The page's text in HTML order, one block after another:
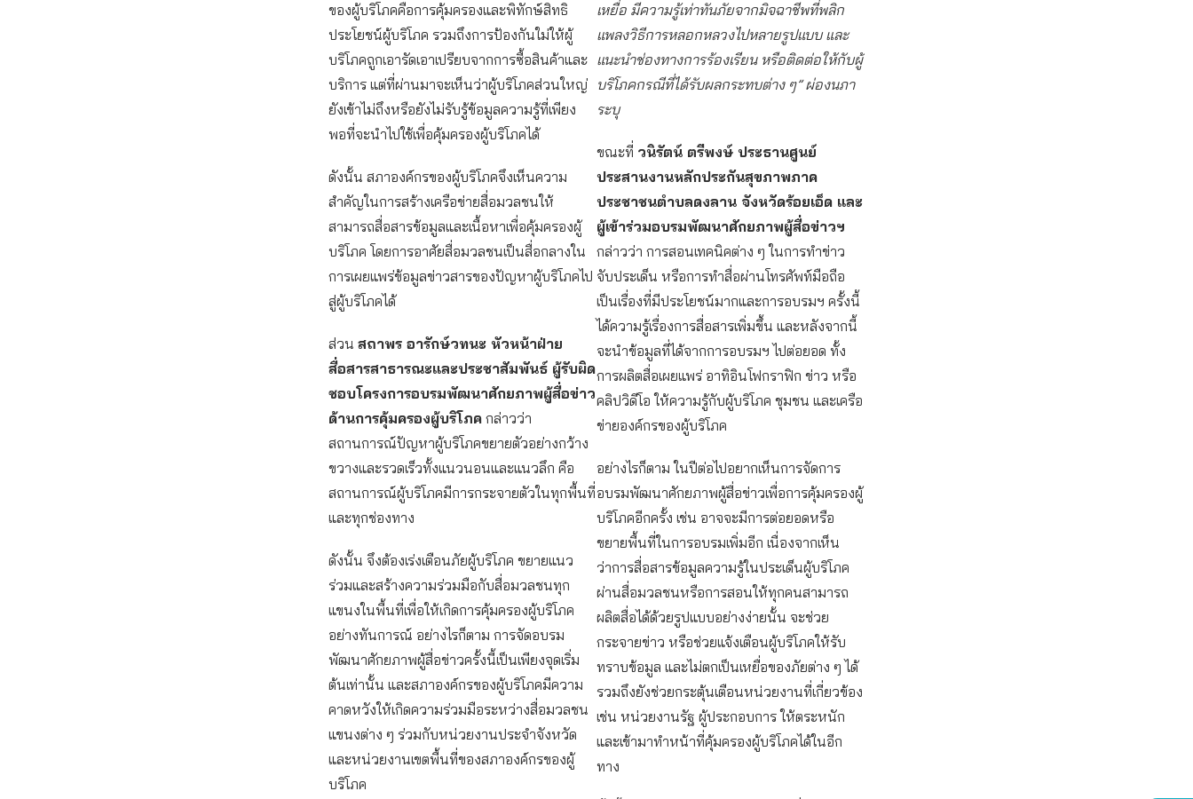
ของผู้บริโภคคือการคุ้มครองและพิทักษ์สิทธิ
ประโยชน์ผู้บริโภค รวมถึงการป้องกันใม่ให้ผู้
บริโภคถูกเอารัดเอาเปรียบจากการซื้อสินค้าและ
บริการ แต่ที่ผ่านมาจะเห็นว่าผู้บริโภคส่วนใหญ่
ยังเข้าไม่ถึงหรือยังไม่รับรู้ข้อมูลความรู้ที่เพียง
พอที่จะนำไปใช้เพื่อคุ้มครองผู้บริโภคได้
ดังนั้น สภาองค์กรของผู้บริโภคจึงเห็นความ
สำคัญในการสร้างเครือข่ายสื่อมวลชนให้
สามารถสื่อสารข้อมูลและเนื้อหาเพื่อคุ้มครองผู้
บริโภค โดยการอาศัยสื่อมวลชนเป็นสื่อกลางใน
การเผยแพร่ข้อมูลข่าวสารของปัญหาผู้บริโภคไป
สู่ผู้บริโภคได้
ส่วน สถาพร อารักษ์วทนะ หัวหน้าฝ่าย
สื่อสารสาธารณะและประชาสัมพันธ์ ผู้รับผิด
ชอบโครงการอบรมพัฒนาศักยภาพผู้สื่อข่าว
ด้านการคุ้มครองผู้บริโภค กล่าวว่า
สถานการณ์ปัญหาผู้บริโภคขยายตัวอย่างกว้าง
ขวางและรวดเร็วทั้งแนวนอนและแนวลึก คือ
สถานการณ์ผู้บริโภคมีการกระจายตัวในทุกพื้นที่
และทุกช่องทาง
ดังนั้น จึงต้องเร่งเตือนภัยผู้บริโภค ขยายแนว
ร่วมและสร้างความร่วมมือกับสื่อมวลชนทุก
แขนงในพื้นที่เพื่อให้เกิดการคุ้มครองผู้บริโภค
อย่างทันการณ์ อย่างไรก็ตาม การจัดอบรม
พัฒนาศักยภาพผู้สื่อข่าวครั้งนี้เป็นเพียงจุดเริ่ม
ต้นเท่านั้น และสภาองค์กรของผู้บริโภคมีความ
คาดหวังให้เกิดความร่วมมือระหว่างสื่อมวลชน
แขนงต่าง ๆ ร่วมกับหน่วยงานประจำจังหวัด
และหน่วยงานเขตพื้นที่ของสภาองค์กรของผู้
บริโภค
เหยื่อ มีความรู้เท่าทันภัยจากมิจฉาชีพที่พลิก
แพลงวิธีการหลอกหลวงไปหลายรูปแบบ และ
แนะนำช่องทางการร้องเรียน หรือติดต่อให้กับผู้
บริโภคกรณีที่ได้รับผลกระทบต่าง ๆ” ผ่องนภา
ระบุ
ขณะที่ วนิรัตน์ ตรีพงษ์ ประธานศูนย์
ประสานงานหลักประกันสุขภาพภาค
ประชาชนตำบลดงลาน จังหวัดร้อยเอ็ด และ
ผู้เข้าร่วมอบรมพัฒนาศักยภาพผู้สื่อข่าวฯ
กล่าวว่า การสอนเทคนิคต่าง ๆ ในการทำข่าว
จับประเด็น หรือการทำสื่อผ่านโทรศัพท์มือถือ
เป็นเรื่องที่มีประโยชน์มากและการอบรมฯ ครั้งนี้
ได้ความรู้เรื่องการสื่อสารเพิ่มขึ้น และหลังจากนี้
จะนำข้อมูลที่ได้จากการอบรมฯ ไปต่อยอด ทั้ง
การผลิตสื่อเผยแพร่ อาทิอินโฟกราฟิก ข่าว หรือ
คลิปวิดีโอ ให้ความรู้กับผู้บริโภค ชุมชน และเครือ
ข่ายองค์กรของผู้บริโภค
อย่างไรก็ตาม ในปีต่อไปอยากเห็นการจัดการ
อบรมพัฒนาศักยภาพผู้สื่อข่าวเพื่อการคุ้มครองผู้
บริโภคอีกครั้ง เช่น อาจจะมีการต่อยอดหรือ
ขยายพื้นที่ในการอบรมเพิ่มอีก เนื่องจากเห็น
ว่าการสื่อสารข้อมูลความรู้ในประเด็นผู้บริโภค
ผ่านสื่อมวลชนหรือการสอนให้ทุกคนสามารถ
ผลิตสื่อได้ด้วยรูปแบบอย่างง่ายนั้น จะช่วย
กระจายข่าว หรือช่วยแจ้งเตือนผู้บริโภคให้รับ
ทราบข้อมูล และไม่ตกเป็นเหยื่อของภัยต่าง ๆ ได้
รวมถึงยังช่วยกระตุ้นเตือนหน่วยงานที่เกี่ยวข้อง
เช่น หน่วยงานรัฐ ผู้ประกอบการ ให้ตระหนัก
และเข้ามาทำหน้าที่คุ้มครองผู้บริโภคได้ในอีก
ทาง